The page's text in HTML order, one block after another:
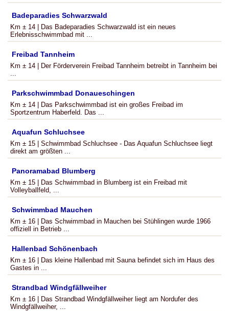
Badeparadies Schwarzwald
Km ± 14 | Das Badeparadies Schwarzwald ist ein neues
Erlebnisschwimmbad mit ...
Freibad Tannheim
Km ± 14 | Der Förderverein Freibad Tannheim betreibt in Tannheim bei
...
Parkschwimmbad Donaueschingen
Km ± 14 | Das Parkschwimmbad ist ein großes Freibad im
Sportzentrum Haberfeld. Das ...
Aquafun Schluchsee
Km ± 15 | Schwimmbad Schluchsee - Das Aquafun Schluchsee liegt
direkt am größten ...
Panoramabad Blumberg
Km ± 15 | Das Schwimmbad in Blumberg ist ein Freibad mit
Volleyballfeld, ...
Schwimmbad Mauchen
Km ± 16 | Das Schwimmbad in Mauchen bei Stühlingen wurde 1966
offiziell in Betrieb ...
Hallenbad Schönenbach
Km ± 16 | Das kleine Hallenbad mit Sauna befindet sich im Haus des
Gastes in ...
Strandbad Windgfällweiher
Km ± 16 | Das Strandbad Windgfällweiher liegt am Nordufer des
Windgfällweiher, ...